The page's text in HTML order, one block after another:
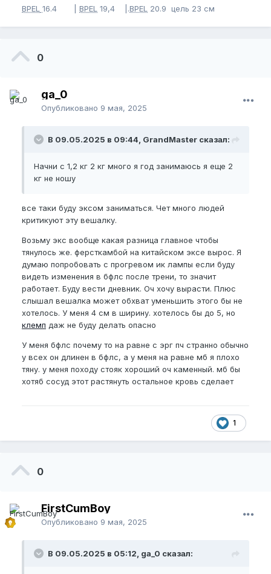
Не буду вешать больше 2-3 кг и честно
Длина эрегированного пениса 15 см
чуть позже сделаю норм описание замеров, но
для себя я четко знаю сколько у меня и
и если растянуть мой вялый пенис то размер
Что это означает? тяну вроде со всей силы.
Замечал у многих член тянется больше чем в
Буду пытаться вешать 1-3 месяц если не прибавлю
хотяб 0,5 мм. буду понимать что у меня крепкая
туника и буду жить жизнью отшельника.
пару вопросов.
1. Какой у вас был прирост от вешалки и за какой
срок?
2. Будет ли откат от вешалки? и может ли
уменьшиться обхват?
3. Буду вешать на 1-2 часа максимум, но вроде по
логике раз экс надо носить от 4 часов и больше.
То вряд ли вешалка за меньшее время поможет
или из за груза в 2-3 кг пч будет тянутся сильнее и
перманентный то буду продолжать и вливаться.
BPEL 16.4 | BPEL 19,4 |.BPEL 20.9 цель 23 см
0
ga_0
Опубликовано 9 мая, 2025
В 09.05.2025 в 09:44, GrandMaster сказал:
Начни с 1,2 кг 2 кг много я год занимаюсь я еще 2
кг не ношу
все таки буду эксом заниматься. Чет много людей
критикуют эту вешалку.
Возьму экс вообще какая разница главное чтобы
тянулось же. ферсткамбой на китайском эксе вырос. Я
думаю попробовать с прогревом ик лампы если буду
видеть изменения в бфлс после трени, то значит
работает. Буду вести дневник. Оч хочу вырасти. Плюс
слышал вешалка может обхват уменьшить этого бы не
хотелось. У меня 4 см в ширину. хотелось бы до 5, но
клемп даж не буду делать опасно
У меня бфлс почему то на равне с эрг пч странно обычно
у всех он длинен в бфлс, а у меня на равне мб я плохо
тяну. у меня походу стояк хороший оч каменный. мб бы
хотяб сосуд этот растянуть остальное кровь сделает
1
0
FirstCumBoy
Опубликовано 9 мая, 2025
В 09.05.2025 в 05:12, ga_0 сказал: